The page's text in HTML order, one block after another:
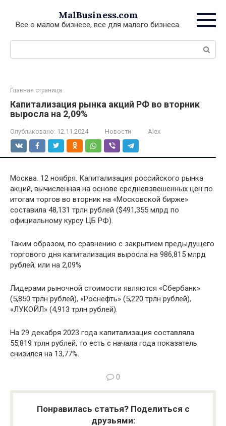
контенту
MalBusiness.com
Все о малом бизнесе, все для малого бизнеса.
Поиск:
Главная страница
Капитализация рынка акций РФ во вторник
выросла на 2,09%
Опубликовано: 12.11.2024 Новости Alex
Москва. 12 ноября. Капитализация российского рынка
акций, вычисленная на основе средневзвешенных цен по
итогам торгов во вторник на «Московской бирже»
составила 48,131 трлн рублей ($491,355 млрд по
официальному курсу ЦБ РФ).
Таким образом, по сравнению с закрытием предыдущего
торгового дня капитализация выросла на 986,815 млрд
рублей, или на 2,09%
Лидерами рыночной стоимости являются «Сбербанк»
(5,850 трлн рублей), «Роснефть» (5,220 трлн рублей),
«ЛУКОЙЛ» (4,913 трлн рублей).
На 29 декабря 2023 года капитализация составляла
55,819 трлн рублей, то есть с начала года показатель
снизился на 13,77%.
0
Понравилась статья? Поделиться с
друзьями: